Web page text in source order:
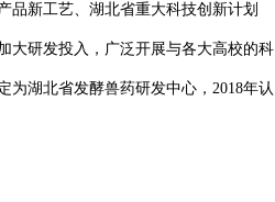
品新工艺、湖北省重大科技创新计划
大研发投入，广泛开展与各大高校的科
为湖北省发酵兽药研发中心，2018年认
中心。